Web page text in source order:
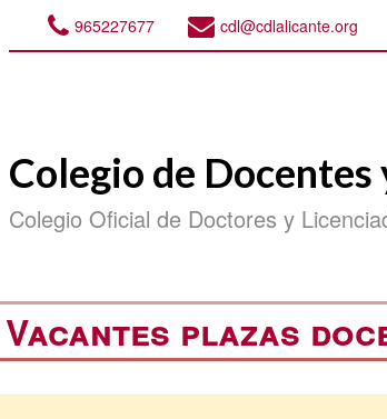
965227677 cdl@cdlalicante.org
Colegio de
Colegio Oficial de Doctores y
Vacantes plazas